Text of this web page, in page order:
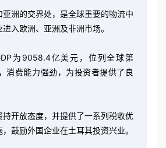
洲的交界处，是全球重要的物流中
入欧洲、亚洲及非洲市场。
为9058.4亿美元，位列全球第
消费能力强劲，为投资者提供了良
开放态度，并提供了一系列税收优
鼓励外国企业在土耳其投资兴业。